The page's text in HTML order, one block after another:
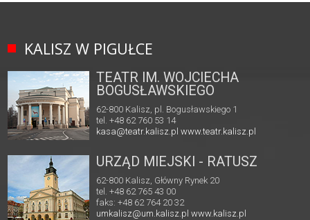
KALISZ W PIGUŁCE
TEATR IM. WOJCIECHA
BOGUSŁAWSKIEGO
62-800 Kalisz, pl. Bogusławskiego 1
tel. +48 62 760 53 14
kasa@teatr.kalisz.pl www.teatr.kalisz.pl
URZĄD MIEJSKI - RATUSZ
62-800 Kalisz, Główny Rynek 20
tel. +48 62 765 43 00
faks: +48 62 764 20 32
umkalisz@um.kalisz.plwww.kalisz.pl